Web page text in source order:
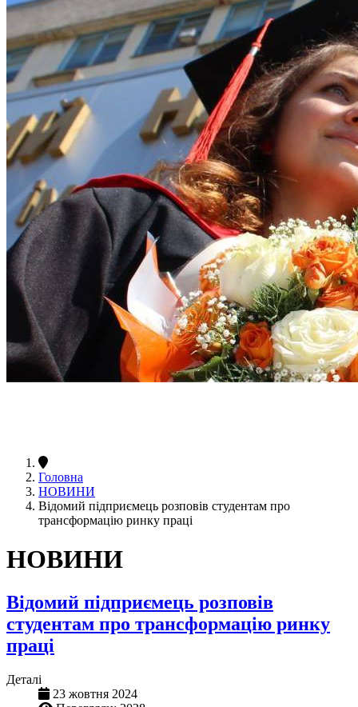
Головна
НОВИНИ
Відомий підприємець розповів студентам про
трансформацію ринку праці
НОВИНИ
Відомий підприємець розповів
студентам про трансформацію ринку
праці
Деталі
23 жовтня 2024